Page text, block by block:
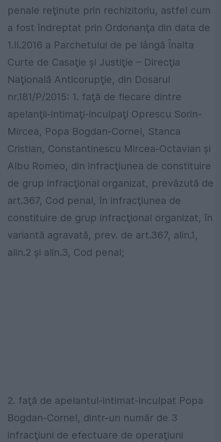
penale reţinute prin rechizitoriu, astfel cum
a fost îndreptat prin Ordonanţa din data de
1.II.2016 a Parchetului de pe lângă Înalta
Curte de Casaţie şi Justiţie – Direcţia
Naţională Anticorupţie, din Dosarul
nr.181/P/2015: 1. faţă de fiecare dintre
apelanţii-intimaţi-inculpaţi Oprescu Sorin-
Mircea, Popa Bogdan-Cornel, Stanca
Cristian, Constantinescu Mircea-Octavian şi
Albu Romeo, din infracţiunea de constituire
de grup infracţional organizat, prevăzută de
art.367, Cod penal, în infracţiunea de
constituire de grup infracţional organizat, în
variantă agravată, prev. de art.367, alin.1,
alin.2 şi alin.3, Cod penal;
2. faţă de apelantul-intimat-inculpat Popa
Bogdan-Cornel, dintr-un număr de 3
infracţiuni de efectuare de operaţiuni